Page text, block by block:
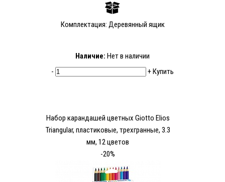
Комплектация: Деревянный ящик
Наличие: Нет в наличии
-
+Купить
Набор карандашей цветных Giotto Elios
Triangular, пластиковые, трехгранные, 3.3
мм, 12 цветов
-20%